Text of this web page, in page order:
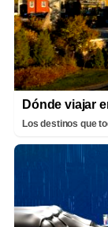
Dónde viajar
Los destinos que